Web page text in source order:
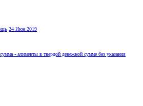
24 Июн 2019
- алименты в твердой денежной сумме без указания